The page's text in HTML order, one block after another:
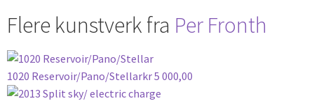
Flere kunstverk fra Per Fronth
1020 Reservoir/Pano/Stellarkr5 000,00